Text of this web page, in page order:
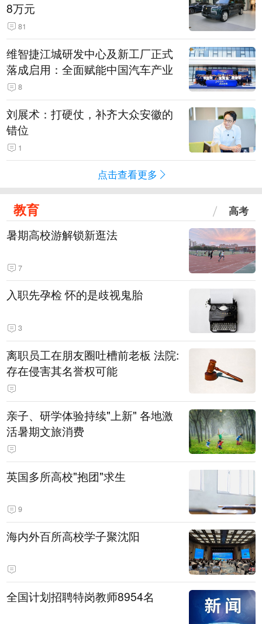
8万元
81
维智捷江城研发中心及新工厂正式
落成启用：全面赋能中国汽车产业
8
刘展术：打硬仗，补齐大众安徽的
错位
1
点击查看更多
教育 高考
暑期高校游解锁新逛法
7
入职先孕检 怀的是歧视鬼胎
3
离职员工在朋友圈吐槽前老板 法院:
存在侵害其名誉权可能
亲子、研学体验持续"上新" 各地激
活暑期文旅消费
英国多所高校"抱团"求生
9
海内外百所高校学子聚沈阳
全国计划招聘特岗教师8954名